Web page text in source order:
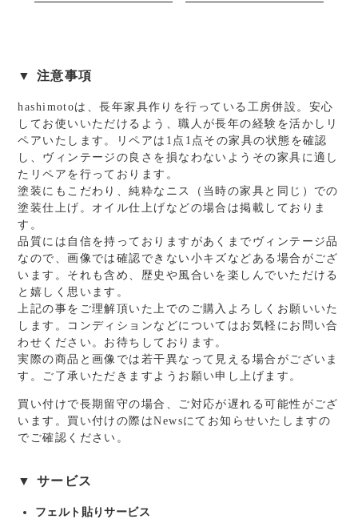
▼ 注意事項
hashimotoは、長年家具作りを行っている工房併設。安心
してお使いいただけるよう、職人が長年の経験を活かしリ
ペアいたします。リペアは1点1点その家具の状態を確認
し、ヴィンテージの良さを損なわないようその家具に適し
たリペアを行っております。
塗装にもこだわり、純粋なニス（当時の家具と同じ）での
塗装仕上げ。オイル仕上げなどの場合は掲載しておりま
す。
品質には自信を持っておりますがあくまでヴィンテージ品
なので、画像では確認できない小キズなどある場合がござ
います。それも含め、歴史や風合いを楽しんでいただける
と嬉しく思います。
上記の事をご理解頂いた上でのご購入よろしくお願いいた
します。コンディションなどについてはお気軽にお問い合
わせください。お待ちしております。
実際の商品と画像では若干異なって見える場合がございま
す。ご了承いただきますようお願い申し上げます。
買い付けで長期留守の場合、ご対応が遅れる可能性がござ
います。買い付けの際はNewsにてお知らせいたしますの
でご確認ください。
▼ サービス
フェルト貼りサービス